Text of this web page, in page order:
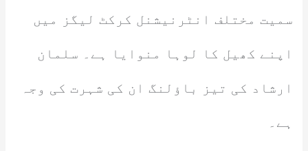
سمیت مختلف انٹرنیشنل کرکٹ لیگز میں
اپنے کھیل کا لوہا منوایا ہے۔ سلمان
ارشاد کی تیز باؤلنگ ان کی شہرت کی وجہ
ہے۔